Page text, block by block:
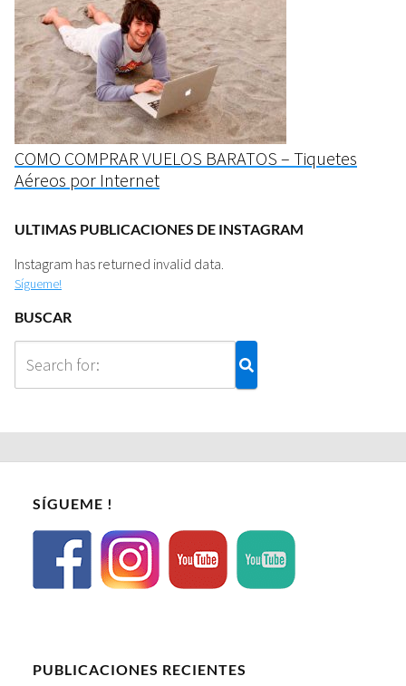
COMO COMPRAR VUELOS BARATOS – Tiquetes
Aéreos por Internet
ULTIMAS PUBLICACIONES DE INSTAGRAM
Instagram has returned invalid data.
Sígueme!
BUSCAR
SÍGUEME !
PUBLICACIONES RECIENTES